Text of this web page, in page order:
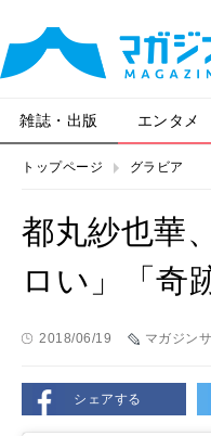
雑誌・出版 エンタメ
トップページ グラビア
都丸紗也華
ロい」「奇
2018/06/19 マガジン
シェアする